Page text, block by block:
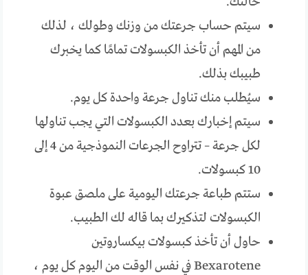
سيتم حساب جرعتك من وزنك وطولك ، لذلك
من المهم أن تأخذ الكبسولات تمامًا كما يخبرك
طبيبك بذلك.
سيُطلب منك تناول جرعة واحدة كل يوم.
سيتم إخبارك بعدد الكبسولات التي يجب تناولها
لكل جرعة – تتراوح الجرعات النموذجية من 4 إلى
10 كبسولات.
ستتم طباعة جرعتك اليومية على ملصق عبوة
الكبسولات لتذكيرك بما قاله لك الطبيب.
حاول أن تأخذ كبسولات بيكساروتين
Bexarotene في نفس الوقت من اليوم كل يوم ،